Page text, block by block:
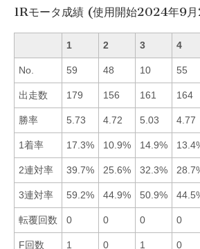
1Rモータ成績 (使用開始2024年9
1 2 3 4
No. 59 48 10 55
出走数 179 156 161 164
勝率 5.73 4.72 5.03 4.77
1着率 17.3% 10.9% 14.9%
2連対率 39.7% 25.6% 32.3%
3連対率 59.2% 44.9% 50.9%
転覆回数 0 0 0 0
F回数 1 0 1 0